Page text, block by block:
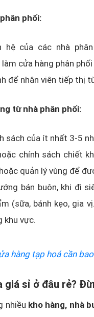
phối:
của các nhà
cửa hàng phân
để nhân viên tiếp thị
từ nhà phân phối:
sách của ít nhất 3-5
chính sách chiết
quản lý vùng để
bán buôn, khi đi
(sữa, bánh kẹo, gia
khu vực.
hàng tạp hoá cần
giá sỉ ở đâu rẻ?
nhiều kho hàng, nhà